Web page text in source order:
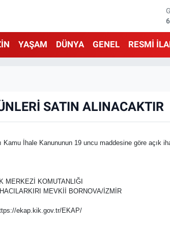
YAŞAM DÜNYA GENEL RESMİ
SATIN ALINACAKTIR
İhale Kanununun 19 uncu maddesine göre açık
MERKEZİ KOMUTANLIĞI
MEVKİİ BORNOVA/İZMİR
ekap.kik.gov.tr/EKAP/